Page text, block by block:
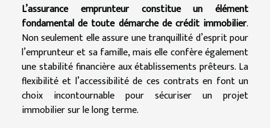
L’assurance emprunteur constitue un élément
fondamental de toute démarche de crédit immobilier.
Non seulement elle assure une tranquillité d’esprit pour
l’emprunteur et sa famille, mais elle confère également
une stabilité financière aux établissements prêteurs. La
flexibilité et l’accessibilité de ces contrats en font un
choix incontournable pour sécuriser un projet
immobilier sur le long terme.